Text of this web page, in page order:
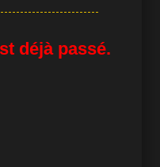
humeur se
les routes, se
déjà passé.